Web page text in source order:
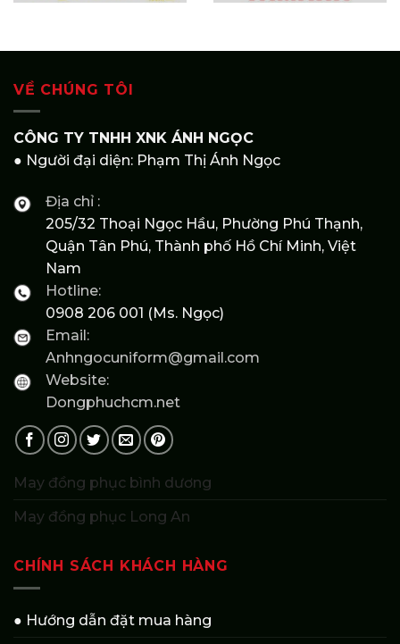
VỀ CHÚNG TÔI
CÔNG TY TNHH XNK ÁNH NGỌC
● Người đại diện: Phạm Thị Ánh Ngọc
Địa chỉ :
205/32 Thoại Ngọc Hầu, Phường Phú Thạnh,
Quận Tân Phú, Thành phố Hồ Chí Minh, Việt
Nam
Hotline:
0908 206 001 (Ms. Ngọc)
Email:
Anhngocuniform@gmail.com
Website:
Dongphuchcm.net
May đồng phục bình dương
May đồng phục Long An
CHÍNH SÁCH KHÁCH HÀNG
● Hướng dẫn đặt mua hàng